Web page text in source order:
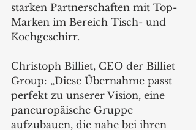
starken Partnerschaften mit Top-
Marken im Bereich Tisch- und
Kochgeschirr.
Christoph Billiet, CEO der Billiet
Group: „Diese Übernahme passt
perfekt zu unserer Vision, eine
paneuropäische Gruppe
aufzubauen, die nahe bei ihren